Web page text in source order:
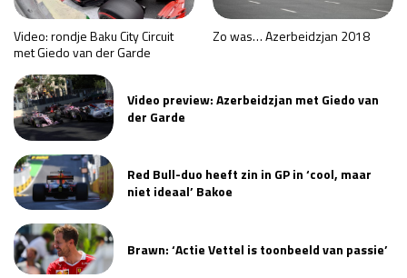
Kwalificatie
za 23:00 - 00:00
Race
zo 21:00 - 23:00
GP MEXICO 2026
Kwalificatie
Race
zo 21:00 - 23:00
Kwalificatie
Race
zo 18:00 - 20:00
LAS VEGAS GRAND PRIX 2026
Video: rondje Baku City Circuit
met Giedo van der Garde
Zo was… Azerbeidzjan 2018
Video preview: Azerbeidzjan met Giedo van
der Garde
Red Bull-duo heeft zin in GP in ‘cool, maar
niet ideaal’ Bakoe
Brawn: ‘Actie Vettel is toonbeeld van passie’